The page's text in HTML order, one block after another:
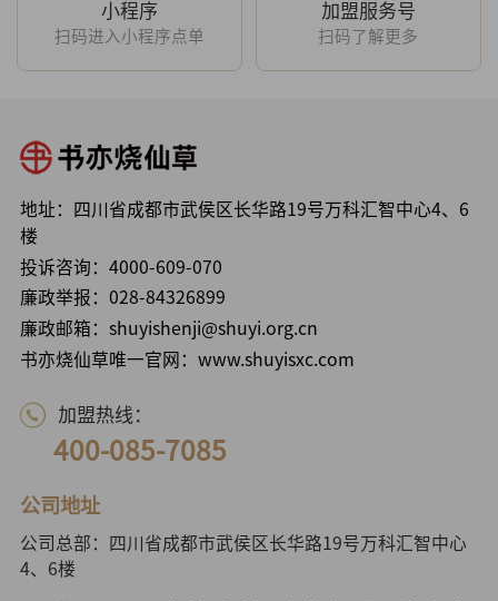
小程序
扫码进入小程序点单
加盟服务号
扫码了解更多
地址：四川省成都市武侯区长华路19号万科汇智中心4、6
楼
投诉咨询： 4000-609-070
廉政举报： 028-84326899
廉政邮箱：shuyishenji@shuyi.org.cn
书亦烧仙草唯一官网：www.shuyisxc.com
加盟热线：
400-085-7085
公司地址
公司总部：四川省成都市武侯区长华路19号万科汇智中心
4、6楼